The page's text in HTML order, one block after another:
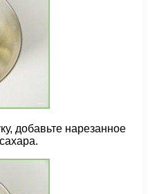
добавьте нарезанное